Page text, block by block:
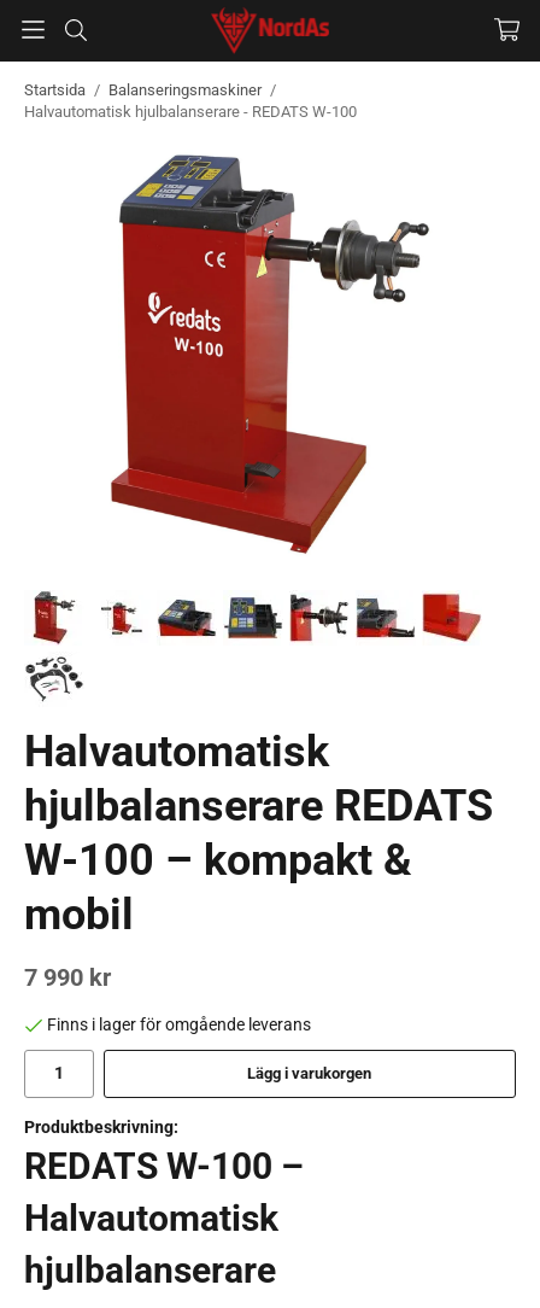
Startsida / Balanseringsmaskiner /
Halvautomatisk hjulbalanserare - REDATS W-100
Halvautomatisk
hjulbalanserare REDATS
W-100 – kompakt &
mobil
7 990 kr
Finns i lager för omgående leverans
Lägg i varukorgen
Produktbeskrivning:
REDATS W-100 –
Halvautomatisk
hjulbalanserare